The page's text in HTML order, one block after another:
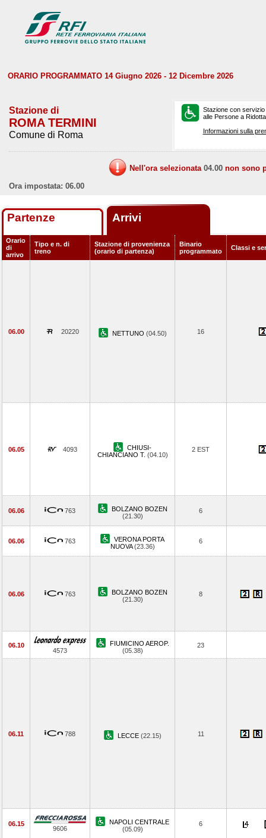
ORARIO PROGRAMMATO 14 Giugno 2026 - 12 Dicembre 2026
Stazione di
ROMA TERMINI
Comune di Roma
Stazione con
alle Persone a
Informazioni sulla
Nell'ora selezionata 04.00 non sono
Ora impostata: 06.00
Partenze Arrivi
Orario
di
arrivo
Tipo e n. di
treno
Stazione di provenienza
(orario di partenza)
Binario
programmato
Classi e
06.00 20220 NETTUNO (04.50) 16
06.05 4093
CHIUSI-
CHIANCIANO T. (04.10)
2 EST
06.06 763
BOLZANO BOZEN
(21.30)
6
06.06 763
VERONA PORTA
NUOVA(23.36)
6
06.06 763
BOLZANO BOZEN
(21.30)
8
06.10
4573
FIUMICINO AEROP.
(05.38)
23
06.11 788 LECCE (22.15) 11
06.15
9606
NAPOLI CENTRALE
(05.09)
6